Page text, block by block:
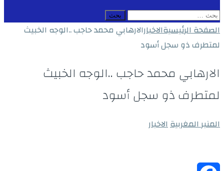
البحث
عن:
الصفحة الرئيسيةالاخبارالارهابي محمد حاجب ..الوجه الخبيث
لمتطرف ذو سجل أسود
الارهابي محمد حاجب ..الوجه الخبيث
لمتطرف ذو سجل أسود
المنبر المغربيةالاخبار